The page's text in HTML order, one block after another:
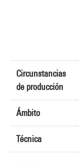
Circunstancias
de producción
Ámbito
Técnica